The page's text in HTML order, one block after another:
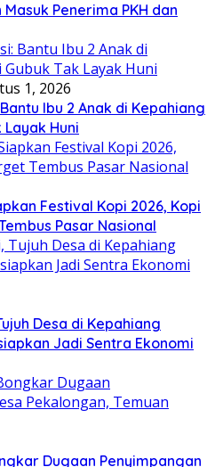
Penerima PKH dan
1, 2026
Ibu 2 Anak di Kepahiang
Huni
Festival Kopi 2026, Kopi
Pasar Nasional
Desa di Kepahiang
Jadi Sentra Ekonomi
Dugaan Penyimpangan